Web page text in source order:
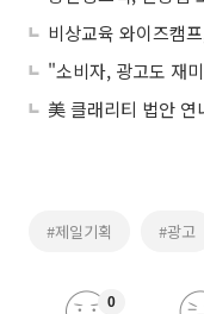
비상교육 와이즈캠
"소비자, 광고도 재
#제일기획 #광고
0